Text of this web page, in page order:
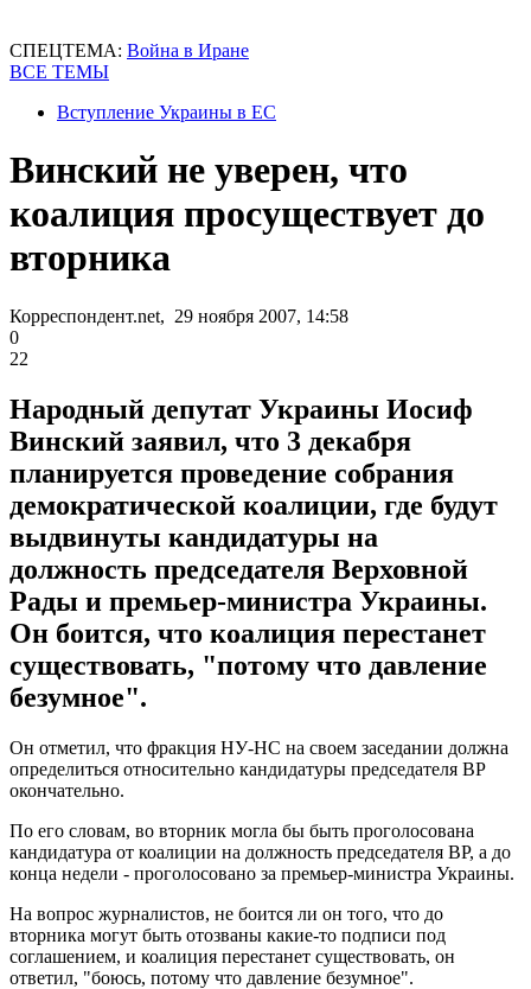
СПЕЦТЕМА: Война в Иране
ВСЕ ТЕМЫ
Вступление Украины в ЕС
Винский не уверен, что
коалиция просуществует до
вторника
Корреспондент.net, 29 ноября 2007, 14:58
0
22
Народный депутат Украины Иосиф
Винский заявил, что 3 декабря
планируется проведение собрания
демократической коалиции, где будут
выдвинуты кандидатуры на
должность председателя Верховной
Рады и премьер-министра Украины.
Он боится, что коалиция перестанет
существовать, "потому что давление
безумное".
Он отметил, что фракция НУ-НС на своем заседании должна
определиться относительно кандидатуры председателя ВР
окончательно.
По его словам, во вторник могла бы быть проголосована
кандидатура от коалиции на должность председателя ВР, а до
конца недели - проголосовано за премьер-министра Украины.
На вопрос журналистов, не боится ли он того, что до
вторника могут быть отозваны какие-то подписи под
соглашением, и коалиция перестанет существовать, он
ответил, "боюсь, потому что давление безумное".